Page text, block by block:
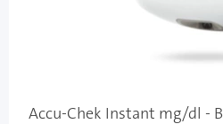
Accu-Chek Instant mg/dl -